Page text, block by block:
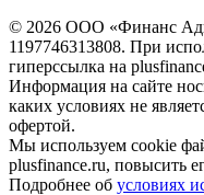
© 2026 ООО «Финанс
1197746313808. При
гиперссылка на
Информация на сайте
каких условиях не
офертой.
Мы используем cookie
plusfinance.ru, повысить
Подробнее об условиях